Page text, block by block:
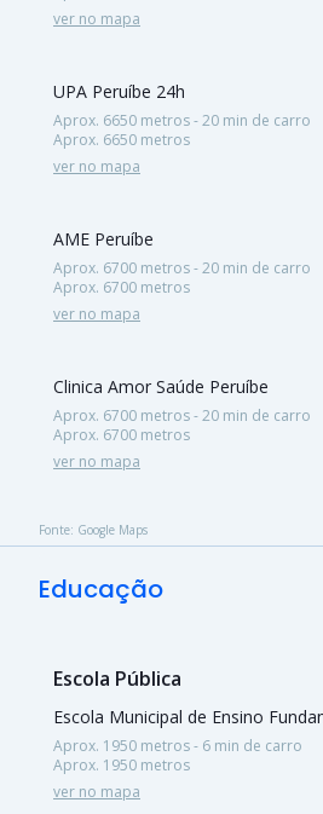
ver no mapa
UPA Peruíbe 24h
Aprox. 6650 metros - 20 min de carro
Aprox. 6650 metros
ver no mapa
AME Peruíbe
Aprox. 6700 metros - 20 min de carro
Aprox. 6700 metros
ver no mapa
Clinica Amor Saúde Peruíbe
Aprox. 6700 metros - 20 min de carro
Aprox. 6700 metros
ver no mapa
Fonte: Google Maps
Educação
Escola Pública
Escola Municipal de Ensino
Aprox. 1950 metros - 6 min de carro
Aprox. 1950 metros
ver no mapa